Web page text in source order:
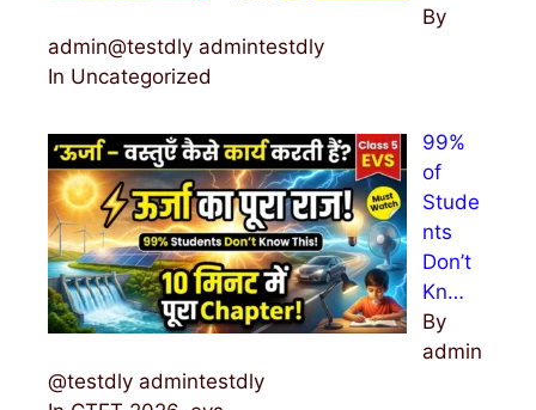
By
admin@testdly admintestdly
In Uncategorized
99%
of
Stude
nts
Don’t
Kn…
By
admin
@testdly admintestdly